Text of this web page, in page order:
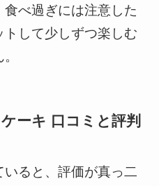
べ過ぎには注意した
して少しずつ楽しむ
ーキ 口コミと評判
ると、評価が真っ二